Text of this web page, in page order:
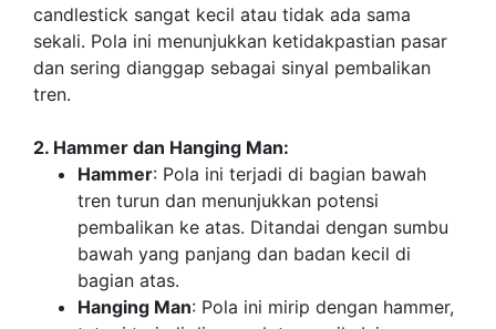
candlestick sangat kecil atau tidak ada sama
sekali. Pola ini menunjukkan ketidakpastian pasar
dan sering dianggap sebagai sinyal pembalikan
tren.
2. Hammer dan Hanging Man:
Hammer: Pola ini terjadi di bagian bawah
tren turun dan menunjukkan potensi
pembalikan ke atas. Ditandai dengan sumbu
bawah yang panjang dan badan kecil di
bagian atas.
Hanging Man: Pola ini mirip dengan hammer,